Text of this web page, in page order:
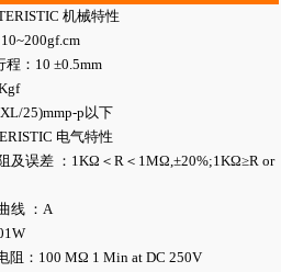
机械特性
：10 ±0.5mm
3Kgf
25)mmp-p以下
电气特性
及误差 ：1KΩ＜R＜1MΩ,±20%;1KΩ≥R or
线 ：A
阻：100 MΩ 1 Min at DC 250V